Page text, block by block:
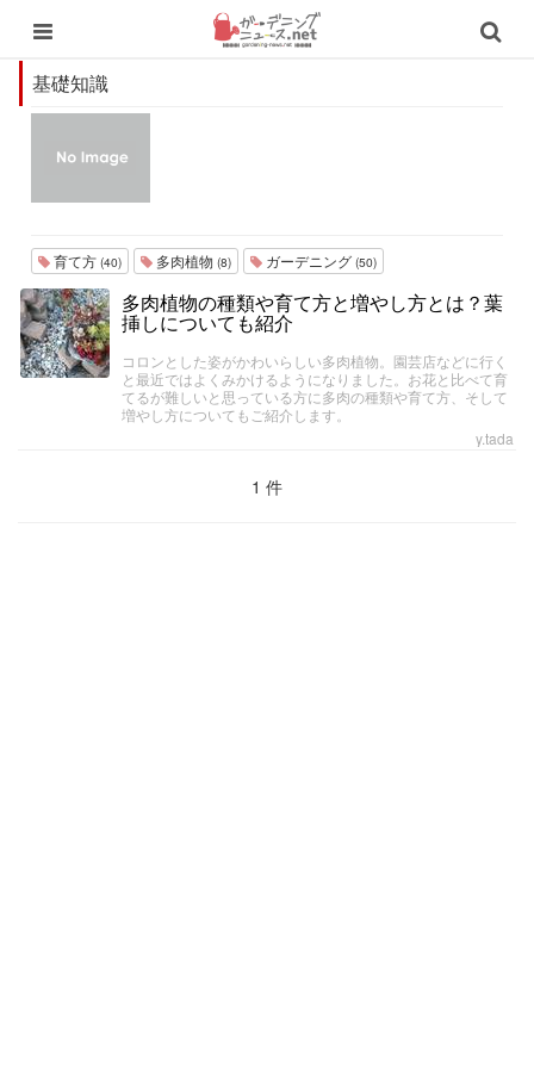
基礎知識
育て方 (40) 多肉植物 (8) ガーデニング (50)
多肉植物の種類や育て方と増やし方とは？葉
挿しについても紹介
コロンとした姿がかわいらしい多肉植物。園芸店などに行く
と最近ではよくみかけるようになりました。お花と比べて育
てるが難しいと思っている方に多肉の種類や育て方、そして
増やし方についてもご紹介します。
y.tada
1 件